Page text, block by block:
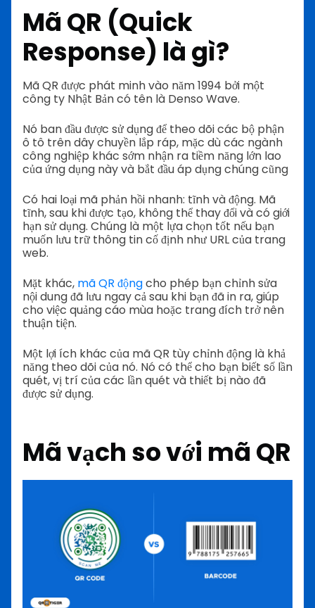
Mã QR (Quick
Response) là gì?
Mã QR được phát minh vào năm 1994 bởi một
công ty Nhật Bản có tên là Denso Wave.
Nó ban đầu được sử dụng để theo dõi các bộ phận
ô tô trên dây chuyền lắp ráp, mặc dù các ngành
công nghiệp khác sớm nhận ra tiềm năng lớn lao
của ứng dụng này và bắt đầu áp dụng chúng cũng
Có hai loại mã phản hồi nhanh: tĩnh và động. Mã
tĩnh, sau khi được tạo, không thể thay đổi và có giới
hạn sử dụng. Chúng là một lựa chọn tốt nếu bạn
muốn lưu trữ thông tin cố định như URL của trang
web.
Mặt khác, mã QR độngcho phép bạn chỉnh sửa
nội dung đã lưu ngay cả sau khi bạn đã in ra, giúp
cho việc quảng cáo mùa hoặc trang đích trở nên
thuận tiện.
Một lợi ích khác của mã QR tùy chỉnh động là khả
năng theo dõi của nó. Nó có thể cho bạn biết số lần
quét, vị trí của các lần quét và thiết bị nào đã
được sử dụng.
Mã vạch so với mã QR